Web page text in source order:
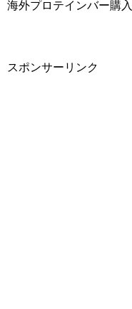
海外プロテインバー購
スポンサーリンク